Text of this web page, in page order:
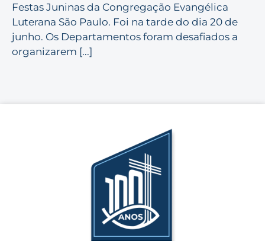
Festas Juninas da Congregação Evangélica
Luterana São Paulo. Foi na tarde do dia 20 de
junho. Os Departamentos foram desafiados a
organizarem [...]